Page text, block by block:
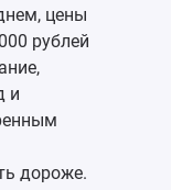
цены
рублей
и
дороже.